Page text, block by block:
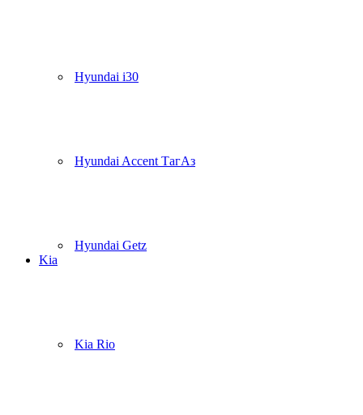
Hyundai i30
Hyundai Accent ТагАз
Hyundai Getz
Kia
Kia Rio